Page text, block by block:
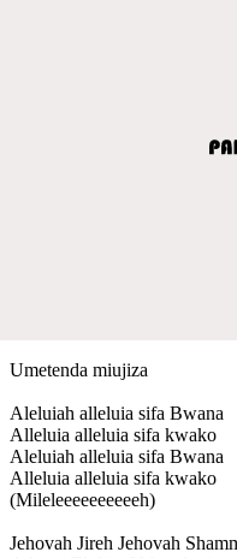
Umetenda miujiza
Aleluiah alleluia sifa Bwana
Alleluia alleluia sifa kwako
Aleluiah alleluia sifa Bwana
Alleluia alleluia sifa kwako
(Mileleeeeeeeeeeh)
Jehovah Jireh Jehovah